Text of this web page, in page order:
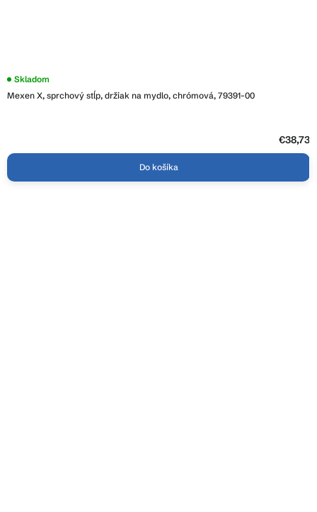
Mexen X, sprchový stĺp, držiak na mydlo, chrómová, 79391-00
Skladom
€38,73
Do košíka